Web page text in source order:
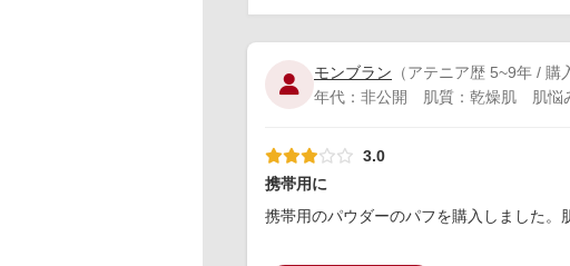
モンブラン （アテニア歴 5~9年 / 購
年代：非公開 肌質：乾燥肌 肌悩
3.0
携帯用に
携帯用のパウダーのパフを購入しました。